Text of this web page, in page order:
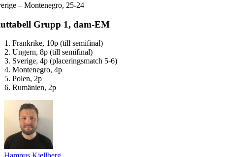
– Montenegro, 25-24
Grupp 1, dam-EM
Frankrike, 10p (till semifinal)
Ungern, 8p (till semifinal)
Sverige, 4p (placeringsmatch 5-6)
Montenegro, 4p
Polen, 2p
Rumänien, 2p